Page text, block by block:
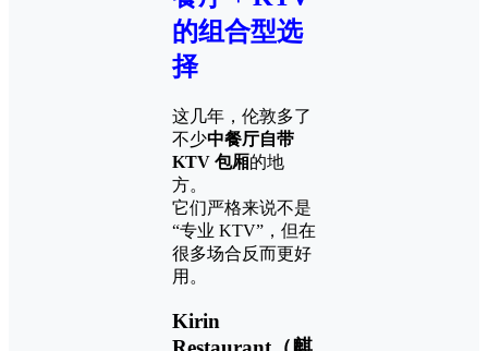
的组合型选
择
这几年，伦敦多了
不少中餐厅自带
KTV 包厢的地
方。
它们严格来说不是
“专业 KTV”，但在
很多场合反而更好
用。
Kirin